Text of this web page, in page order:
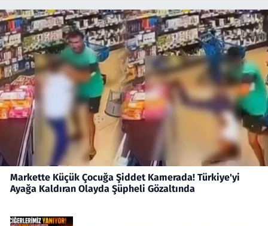
Markette Küçük Çocuğa Şiddet Kamerada! Türkiye'yi
Ayağa Kaldıran Olayda Şüpheli Gözaltında